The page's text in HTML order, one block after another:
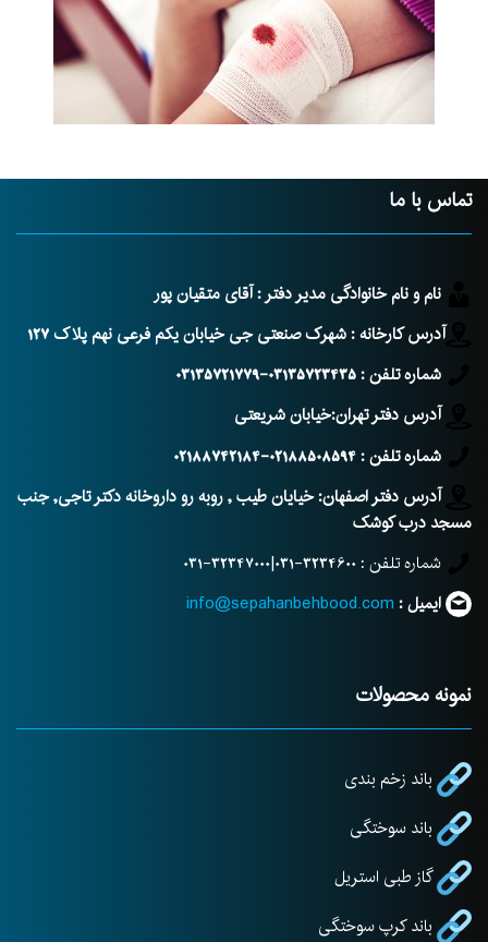
تماس با ما
نام و نام خانوادگی مدیر دفتر : آقای متقیان پور
آدرس کارخانه : شهرک صنعتی جی خیابان یکم فرعی نهم پلاک 127
شماره تلفن : 03135723435-03135721779
آدرس دفتر تهران:خیابان شریعتی
شماره تلفن : 02188508594-02188742184
آدرس دفتر اصفهان:خیایان طیب , روبه رو داروخانه دکتر تاجی, جنب
مسجد درب کوشک
شماره تلفن : 3234600-031|32347000-031
ایمیل : info@sepahanbehbood.com
نمونه محصولات
باند زخم بندی
باند سوختگی
گاز طبی استریل
باند کرپ سوختگی